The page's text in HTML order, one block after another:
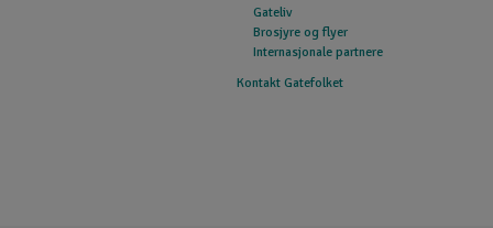
Gateliv
Brosjyre og flyer
Internasjonale partnere
Kontakt Gatefolket